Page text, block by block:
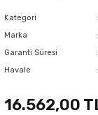
Kategori
Marka
Garanti Süresi
Havale
16.562,00